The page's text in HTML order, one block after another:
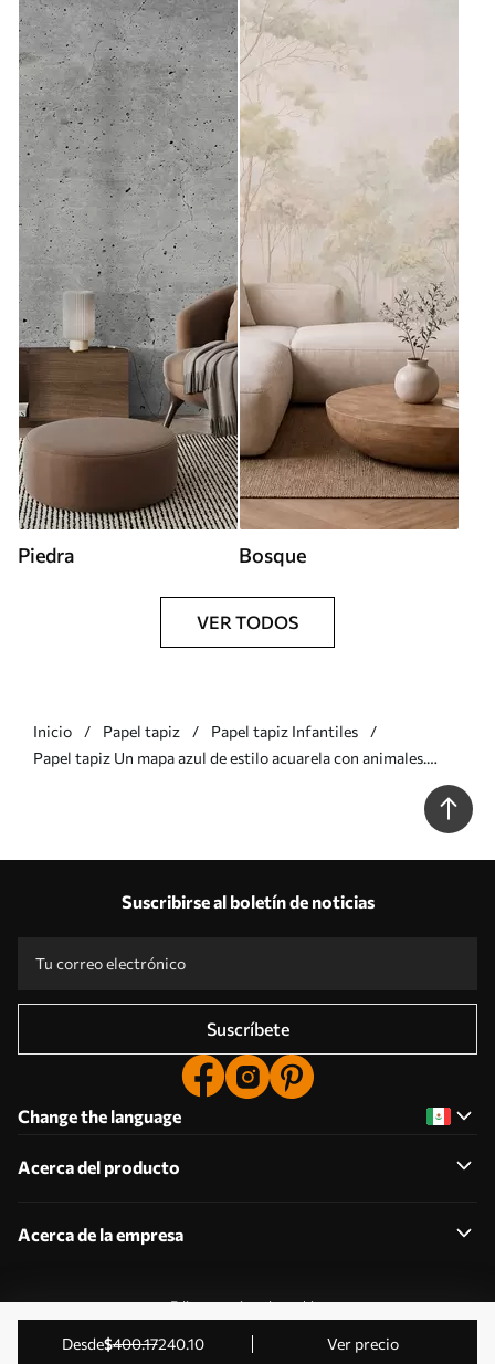
desde$400.17240.10 Ver precio
Piedra Bosque
VER TODOS
Inicio Papel tapiz
Papel tapiz Infantiles
Papel tapiz Un mapa azul de estilo acuarela con animales.
Suscribirse al boletín de noticias
Suscríbete
Change the language
Acerca del producto
Acerca de la empresa
Editar permisos de cookies
2011-2026 Uwalls . Todos los derechos reservados.
Gestionado por KLW Sp. z o.o. CIF: PL9223057591.